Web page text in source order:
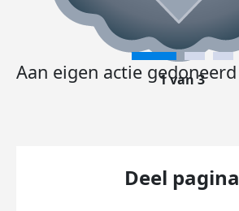
Aan eigen actie gedoneerd
1 van 3
Deel pagina